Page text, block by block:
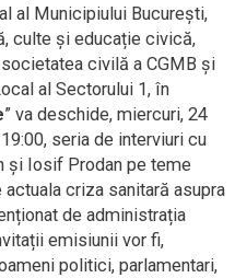
al Municipiului București,
culte și educație civică,
civilă a CGMB și
al Sectorului 1, în
” va deschide, miercuri, 24
seria de interviuri cu
și Iosif Prodan pe teme
criza sanitară asupra
de administrația
emisiunii vor fi,
politici, parlamentari,